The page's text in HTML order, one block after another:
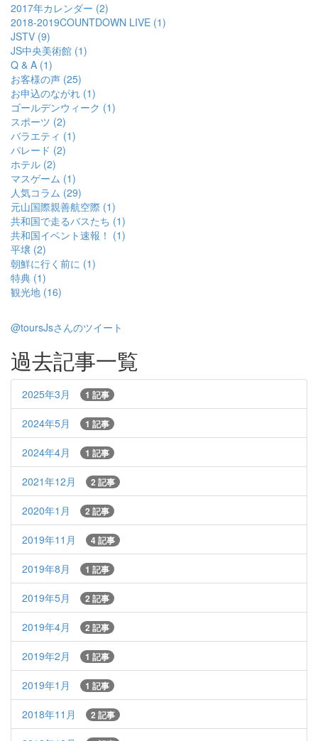
2017年カレンダー (2)
2018-2019COUNTDOWN LIVE (1)
JSTV (9)
JS中央美術館 (1)
Q & A (1)
お客様の声 (25)
お申込のながれ (1)
ゴールデンウィーク (1)
スポーツ (2)
バラエティ (1)
パレード (2)
ホテル (2)
マスゲーム (1)
人気コラム (29)
元山国際親善航空際 (1)
共和国で走るバスたち (1)
共和国イベント速報！ (1)
平壌 (2)
朝鮮に行く前に (1)
特典 (1)
観光地 (16)
@toursJsさんのツイート
過去記事一覧
2025年3月 1 記事
2024年5月 1 記事
2024年4月 1 記事
2021年12月 2 記事
2020年1月 2 記事
2019年11月 4 記事
2019年8月 1 記事
2019年5月 2 記事
2019年4月 2 記事
2019年2月 1 記事
2019年1月 1 記事
2018年11月 2 記事